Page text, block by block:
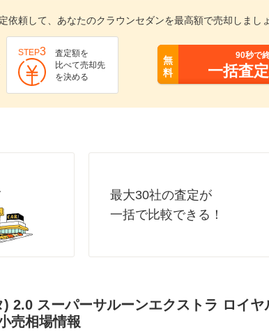
依頼して、あなたのクラウンセダンを最高額で売却しまし
STEP3
査定額を
比べて売却先
を決める
無
料
90秒で
一括査
最大30社の査定が
一括で比較できる！
2.0 スーパーサルーンエクストラ ロイヤ
売相場情報